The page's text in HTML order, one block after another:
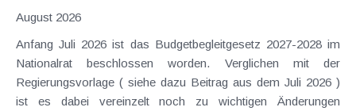
August 2026
Anfang Juli 2026 ist das Budgetbegleitgesetz 2027-2028 im
Nationalrat beschlossen worden. Verglichen mit der
Regierungsvorlage ( siehe dazu Beitrag aus dem Juli 2026 )
ist es dabei vereinzelt noch zu wichtigen Änderungen